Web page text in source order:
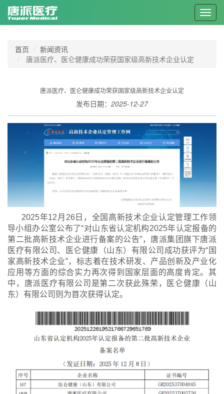
首页
新闻资讯
唐派医疗、医仑健康成功荣获国家级高新技术企业认定
唐派医疗、医仑健康成功荣获国家级高新技术企业认定
发布日期： 2025-12-27
2025年12月26日，全国高新技术企业认定管理工作领
导小组办公室公布了“对山东省认定机构2025年认定报备的
第二批高新技术企业进行备案的公告”，唐派集团旗下唐派
医疗有限公司、医仑健康（山东）有限公司成功获评为“国
家高新技术企业”，标志着在技术研发、产品创新及产业化
应用等方面的综合实力再次得到国家层面的高度肯定。其
中，唐派医疗有限公司是第二次获此殊荣，医仑健康（山
东）有限公司则为首次获得认定。